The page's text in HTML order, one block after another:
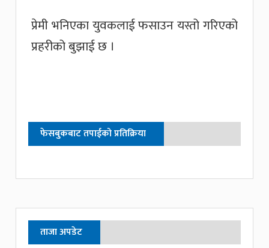
प्रेमी भनिएका युवकलाई फसाउन यस्तो गरिएको
प्रहरीको बुझाई छ ।
फेसबुकबाट तपाईको प्रतिक्रिया
ताजा अपडेट